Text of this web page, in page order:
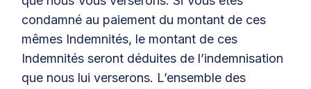
condamné au paiement du montant de ces
mêmes Indemnités, le montant de ces
Indemnités seront déduites de l’indemnisation
que nous lui verserons. L’ensemble des